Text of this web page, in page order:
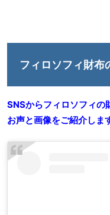
フィロソフィ財布
SNSからフィロソフィの
お声と画像をご紹介しま